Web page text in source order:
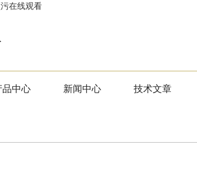
在线观看
品中心 新闻中心 技术文章